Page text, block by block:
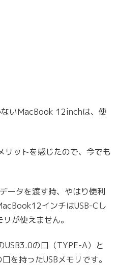
いMacBook 12inchは、使
リットを感じたので、今でも
ータを渡す時、やはり便利
インチはUSB-Cし
が使えません。
USB3.0の口（TYPE-A）と
を持ったUSBメモリです。